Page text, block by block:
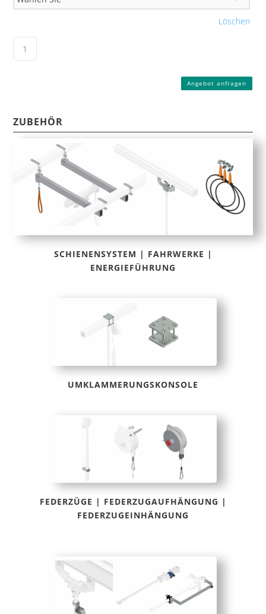
Löschen
Angebot anfragen
ZUBEHÖR
SCHIENENSYSTEM | FAHRWERKE |
ENERGIEFÜHRUNG
UMKLAMMERUNGSKONSOLE
FEDERZÜGE | FEDERZUGAUFHÄNGUNG |
FEDERZUGEINHÄNGUNG